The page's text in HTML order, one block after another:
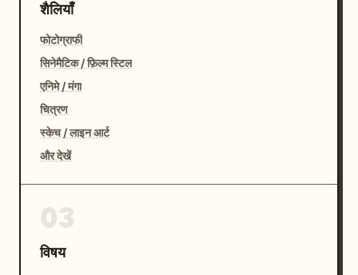
शैलियाँ
फोटोग्राफी
सिनेमैटिक / फ़िल्म स्टिल
एनिमे / मंगा
चित्रण
स्केच / लाइन आर्ट
और देखें
विषय